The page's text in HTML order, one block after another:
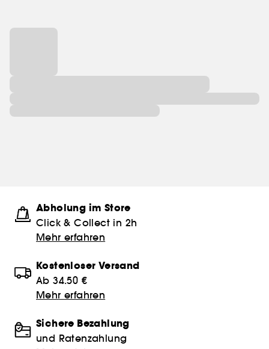
Abholung im Store
Click & Collect in 2h
Mehr erfahren
Kostenloser Versand
Ab 34.50 €
Mehr erfahren
Sichere Bezahlung
und Ratenzahlung